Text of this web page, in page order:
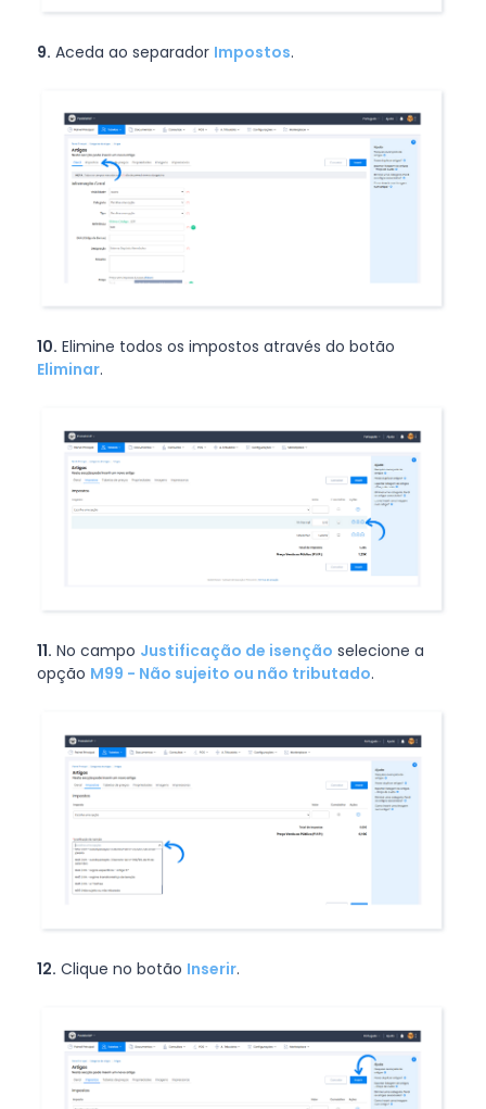
9. Aceda ao separador Impostos.
10. Elimine todos os impostos através do botão
Eliminar.
11. No campo Justificação de isenção selecione a
opção M99 - Não sujeito ou não tributado.
12. Clique no botão Inserir.